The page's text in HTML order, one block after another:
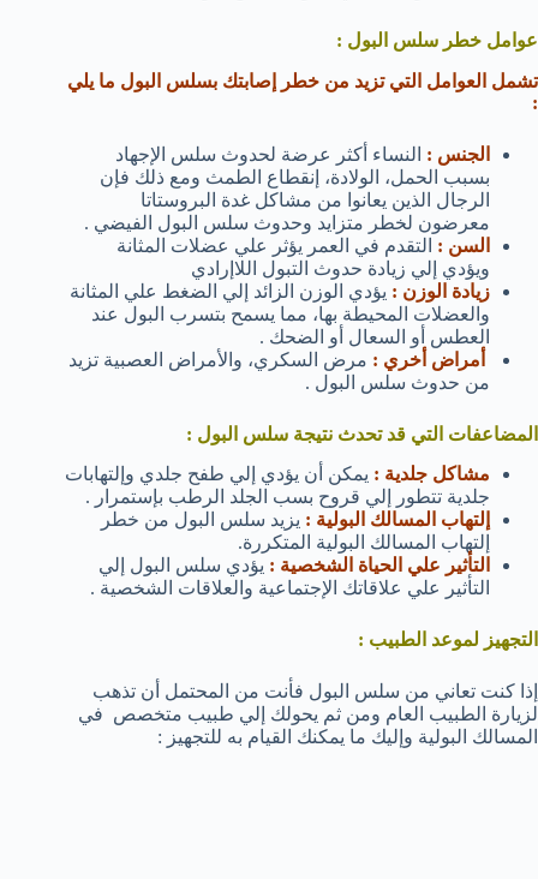
عوامل خطر سلس البول :
تشمل العوامل التي تزيد من خطر إصابتك بسلس البول ما يلي
:
الجنس : النساء أكثر عرضة لحدوث سلس الإجهاد
بسبب الحمل، الولادة، إنقطاع الطمث ومع ذلك فإن
الرجال الذين يعانوا من مشاكل غدة البروستاتا
معرضون لخطر متزايد وحدوث سلس البول الفيضي .
السن : التقدم في العمر يؤثر علي عضلات المثانة
ويؤدي إلي زيادة حدوث التبول اللاإرادي
زيادة الوزن : يؤدي الوزن الزائد إلي الضغط علي المثانة
والعضلات المحيطة بها، مما يسمح بتسرب البول عند
العطس أو السعال أو الضحك .
أمراض أخري : مرض السكري، والأمراض العصبية تزيد
من حدوث سلس البول .
المضاعفات التي قد تحدث نتيجة سلس البول :
مشاكل جلدية : يمكن أن يؤدي إلي طفح جلدي وإلتهابات
جلدية تتطور إلي قروح بسب الجلد الرطب بإستمرار .
إلتهاب المسالك البولية : يزيد سلس البول من خطر
إلتهاب المسالك البولية المتكررة.
التأثير علي الحياة الشخصية : يؤدي سلس البول إلي
التأثير علي علاقاتك الإجتماعية والعلاقات الشخصية .
التجهيز لموعد الطبيب :
إذا كنت تعاني من سلس البول فأنت من المحتمل أن تذهب
لزيارة الطبيب العام ومن ثم يحولك إلي طبيب متخصص في
المسالك البولية وإليك ما يمكنك القيام به للتجهيز :